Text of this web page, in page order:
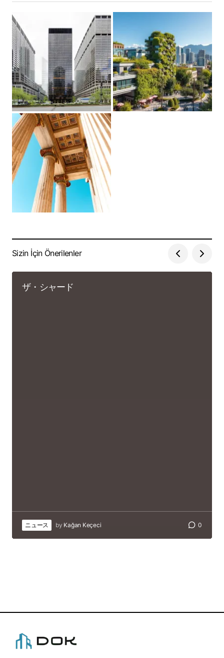
Sizin İçin Önerilenler
ザ・シャード
ニュース by Kağan Keçeci 0